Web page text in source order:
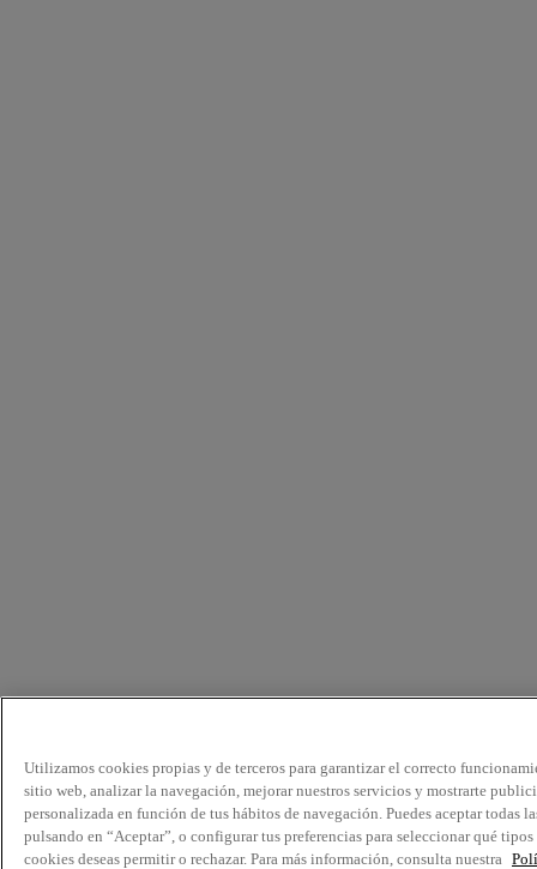
Utilizamos cookies propias y de terceros para garantizar el correcto
sitio web, analizar la navegación, mejorar nuestros servicios y mostrarte
personalizada en función de tus hábitos de navegación. Puedes aceptar todas
pulsando en “Aceptar”, o configurar tus preferencias para seleccionar qué tipos
cookies deseas permitir o rechazar. Para más información, consulta nuestra